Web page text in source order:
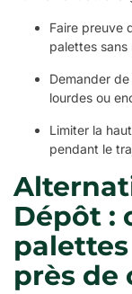
Faire preuve
palettes
Demander
lourdes ou
Limiter la
pendant le
Dépôt :
près de